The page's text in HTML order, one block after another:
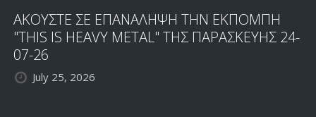
ΑΚΟΥΣΤΕ ΣΕ ΕΠΑΝΑΛΗΨΗ ΤΗΝ ΕΚΠΟΜΠΗ
"THIS IS HEAVY METAL" ΤΗΣ ΠΑΡΑΣΚΕΥΗΣ 24-
07-26
July 25, 2026